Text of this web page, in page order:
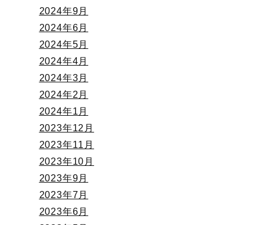
2024年9月
2024年6月
2024年5月
2024年4月
2024年3月
2024年2月
2024年1月
2023年12月
2023年11月
2023年10月
2023年9月
2023年7月
2023年6月